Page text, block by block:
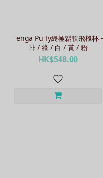
Tenga Puffy終極鬆軟飛機杯 -
啡 / 綠 / 白 / 黃 / 粉
HK$548.00